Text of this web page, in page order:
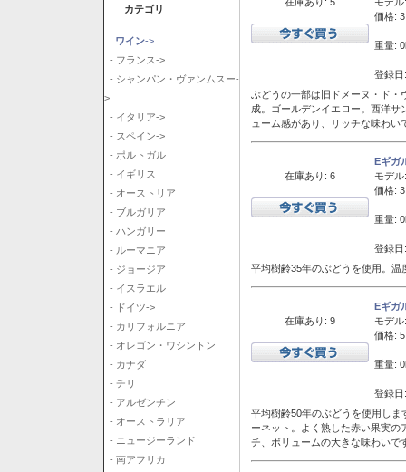
カテゴリ
ワイン->
- フランス->
- シャンパン・ヴァンムスー-
>
- イタリア->
- スペイン->
- ポルトガル
- イギリス
- オーストリア
- ブルガリア
- ハンガリー
- ルーマニア
- ジョージア
- イスラエル
- ドイツ->
- カリフォルニア
- オレゴン・ワシントン
- カナダ
- チリ
- アルゼンチン
- オーストラリア
- ニュージーランド
- 南アフリカ
価格:
重量:
登録
ぶどうの一部は旧ドメーヌ・ド・
成。ゴールデンイエロー。西洋
ューム感があり、リッチな味わい
在庫あり: 6
Eギガ
モデル:
価格:
重量:
登録
平均樹齢35年のぶどうを使用。
在庫あり: 9
Eギガ
モデル:
価格:
重量:
登録
平均樹齢50年のぶどうを使用し
ーネット。よく熟した赤い果実
チ、ボリュームの大きな味わいで